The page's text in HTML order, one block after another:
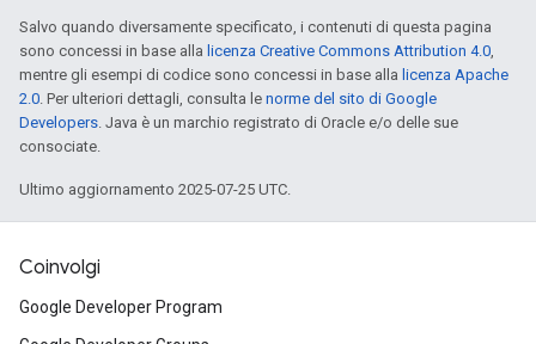
Salvo quando diversamente specificato, i contenuti di questa pagina
sono concessi in base alla licenza Creative Commons Attribution 4.0,
mentre gli esempi di codice sono concessi in base alla licenza Apache
2.0. Per ulteriori dettagli, consulta le norme del sito di Google
Developers. Java è un marchio registrato di Oracle e/o delle sue
consociate.
Ultimo aggiornamento 2025-07-25 UTC.
Coinvolgi
Google Developer Program